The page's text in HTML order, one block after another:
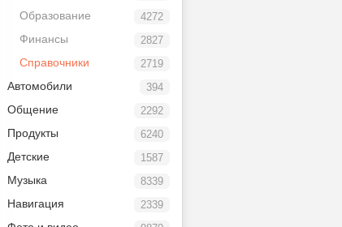
4272
Образование
2827
Финансы
2719
Справочники
394
Автомобили
2292
Общение
6240
Продукты
1587
Детские
8339
Музыка
2339
Навигация